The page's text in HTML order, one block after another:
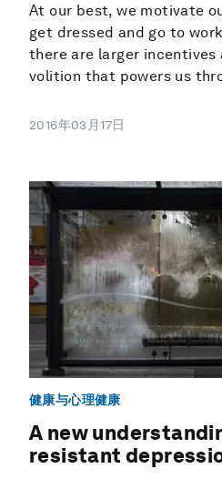
At our best, we motivate
get dressed and go to
there are larger incentives
volition that powers us
2016年03月17日
健康与心理健康
A new
resistant